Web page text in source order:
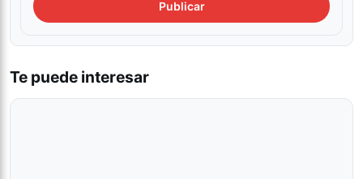
Te puede interesar